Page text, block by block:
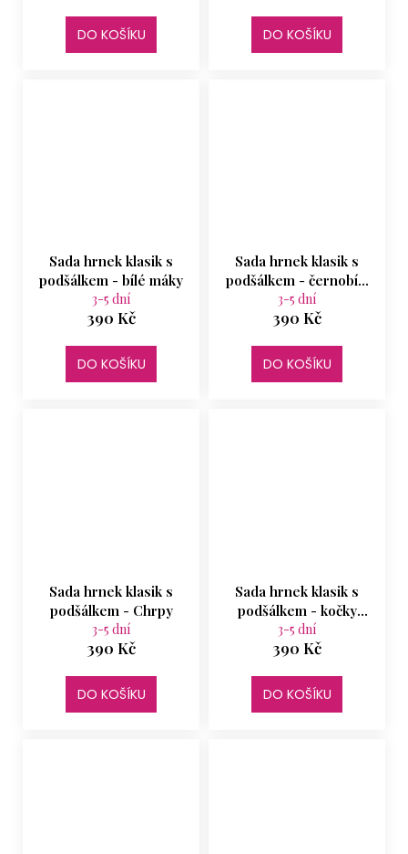
DO KOŠÍKU DO KOŠÍKU
Sada hrnek klasik s
podšálkem - bílé máky
3-5 dní
390 Kč
DO KOŠÍKU
Sada hrnek klasik s
podšálkem - černobílá
kočka
3-5 dní
390 Kč
DO KOŠÍKU
Sada hrnek klasik s
podšálkem - Chrpy
3-5 dní
390 Kč
DO KOŠÍKU
Sada hrnek klasik s
podšálkem - kočky
modrá mašle
3-5 dní
390 Kč
DO KOŠÍKU